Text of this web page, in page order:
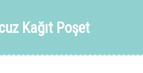
Kağıt Poşet